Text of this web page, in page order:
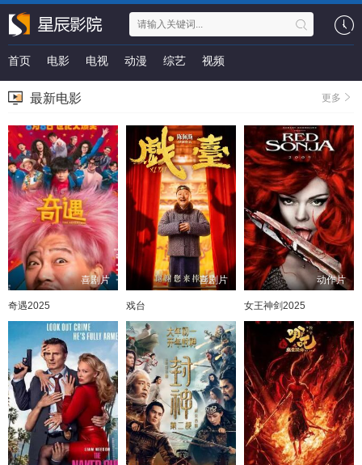
首页 电影 电视 动漫 综艺 视频
更多
最新电影
喜剧片
奇遇2025
喜剧片
戏台
动作片
女王神剑2025